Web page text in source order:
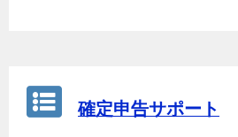
確定申告サポート